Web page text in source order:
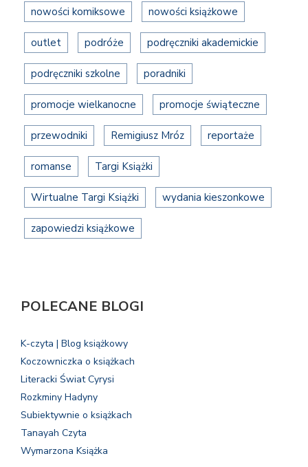
nowości komiksowe nowości książkowe
outlet podróże podręczniki akademickie
podręczniki szkolne poradniki
promocje wielkanocne promocje świąteczne
przewodniki Remigiusz Mróz reportaże
romanse Targi Książki
Wirtualne Targi Książki wydania kieszonkowe
zapowiedzi książkowe
POLECANE BLOGI
K-czyta | Blog książkowy
Koczowniczka o książkach
Literacki Świat Cyrysi
Rozkminy Hadyny
Subiektywnie o książkach
Tanayah Czyta
Wymarzona Książka